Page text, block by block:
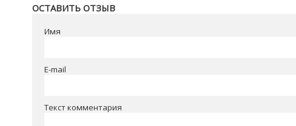
ОСТАВИТЬ ОТЗЫВ
Имя
E-mail
Текст комментария